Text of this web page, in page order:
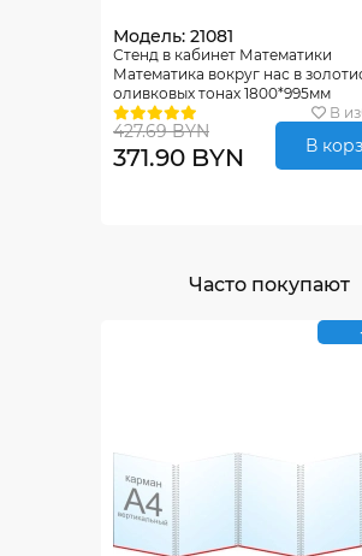
Модель: 21081
Стенд в кабинет Математики
Математика вокруг нас в
оливковых тонах 1800*995мм
В
427.69 BYN
371.90 BYN В
Часто покупают